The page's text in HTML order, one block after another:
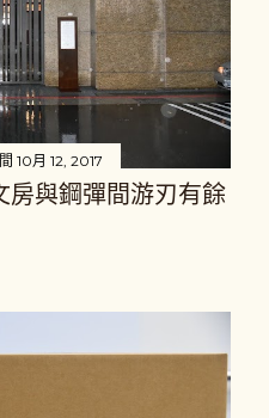
10月 12, 2017
房與鋼彈間游刃有餘